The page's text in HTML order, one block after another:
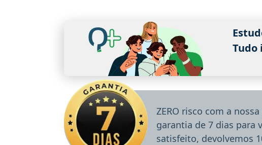
Tudo
ZERO risco com a
garantia de 7 dias para
satisfeito, devolvemos